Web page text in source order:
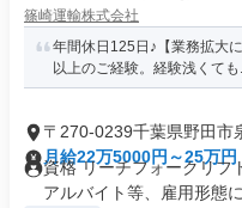
篠崎運輸株式会社
年間休日125日♪【業務拡大
以上のご経験。経験浅くても
〒270-0239千葉県野田市
月給22万5000円～25万円
資格 リーチフォークリフ
アルバイト等、雇用形態に